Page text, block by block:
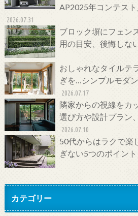
AP2025年コンテスト
2026.07.31
ブロック塀にフェン
用の目安、後悔しな
おしゃれなタイルテ
ぎを…シンプルモダ
2026.07.17
隣家からの視線をカ
選び方や設計プラン
2026.07.10
50代からはラクで楽
ぎない5つのポイント
カテゴリー